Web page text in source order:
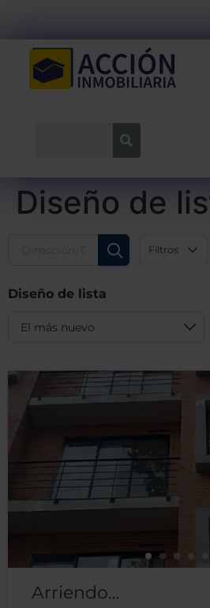
Diseño de
Filtros
Diseño de lista
Arriendo